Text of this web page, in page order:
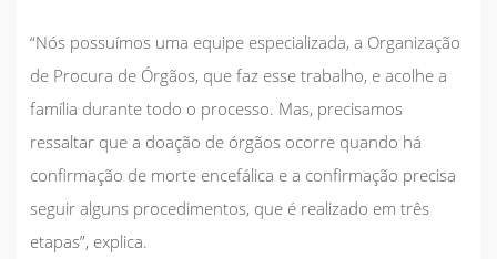
“Nós possuímos uma equipe especializada, a Organização
de Procura de Órgãos, que faz esse trabalho, e acolhe a
família durante todo o processo. Mas, precisamos
ressaltar que a doação de órgãos ocorre quando há
confirmação de morte encefálica e a confirmação precisa
seguir alguns procedimentos, que é realizado em três
etapas”, explica.